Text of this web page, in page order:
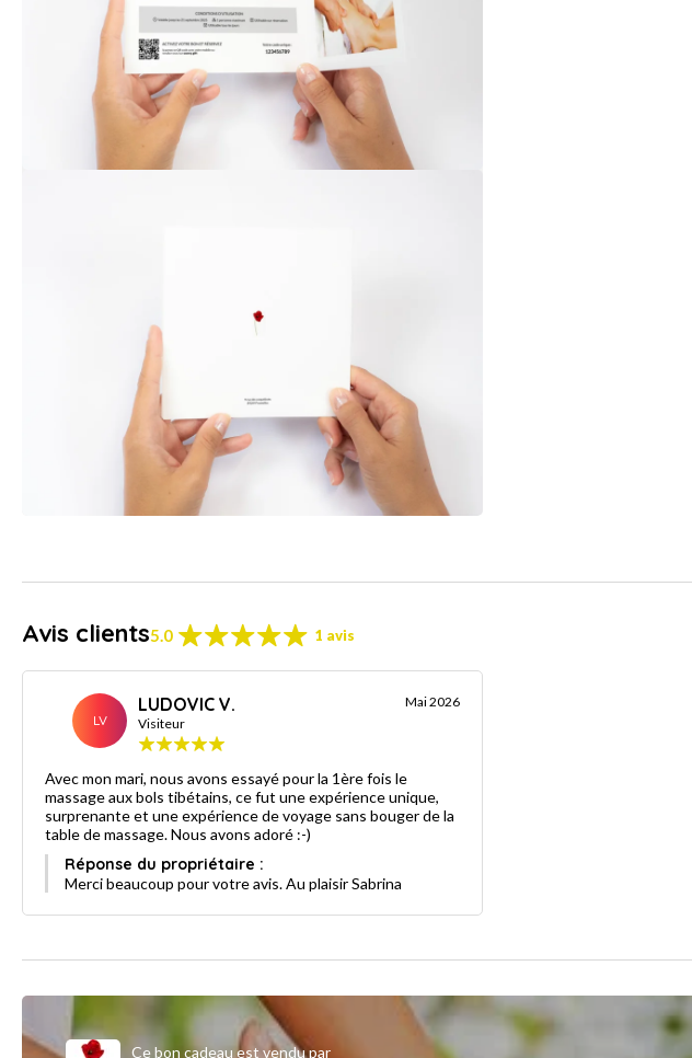
Avis clients5.0 1 avis
LV
LUDOVIC V.
Visiteur
Mai 2026
Avec mon mari, nous avons essayé pour la 1ère fois le
massage aux bols tibétains, ce fut une expérience unique,
surprenante et une expérience de voyage sans bouger de la
table de massage. Nous avons adoré :-)
Réponse du propriétaire :
Merci beaucoup pour votre avis. Au plaisir Sabrina
Ce bon cadeau est vendu par